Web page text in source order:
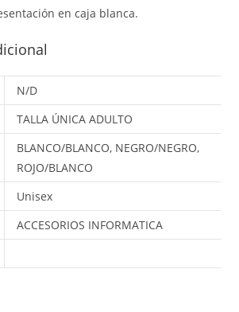
en caja blanca.
N/D
TALLA ÚNICA ADULTO
BLANCO/BLANCO, NEGRO/NEGRO,
ROJO/BLANCO
Unisex
ACCESORIOS INFORMATICA